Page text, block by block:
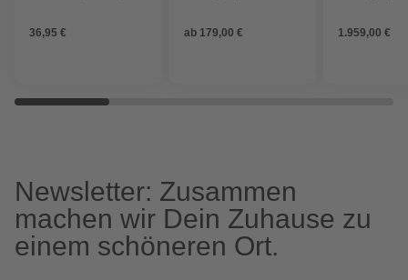
36,95 € ab 179,00 € 1.959,00 €
Newsletter: Zusammen
machen wir Dein Zuhause zu
einem schöneren Ort.